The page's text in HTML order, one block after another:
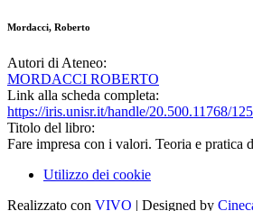
Mordacci, Roberto
Autori di Ateneo:
MORDACCI ROBERTO
Link alla scheda completa:
https://iris.unisr.it/handle/20.500.11768/
Titolo del libro:
Fare impresa con i valori. Teoria e pratica
Utilizzo dei cookie
Realizzato con VIVO | Designed by